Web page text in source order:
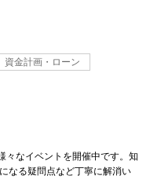
資金計画・ローン
々なイベントを開催中です。知
なる疑問点など丁寧に解消い